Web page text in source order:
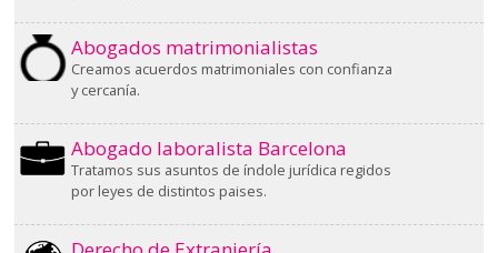
Abogados matrimonialistas
Creamos acuerdos matrimoniales con confianza
y cercanía.
Abogado laboralista Barcelona
Tratamos sus asuntos de índole jurídica regidos
por leyes de distintos paises.